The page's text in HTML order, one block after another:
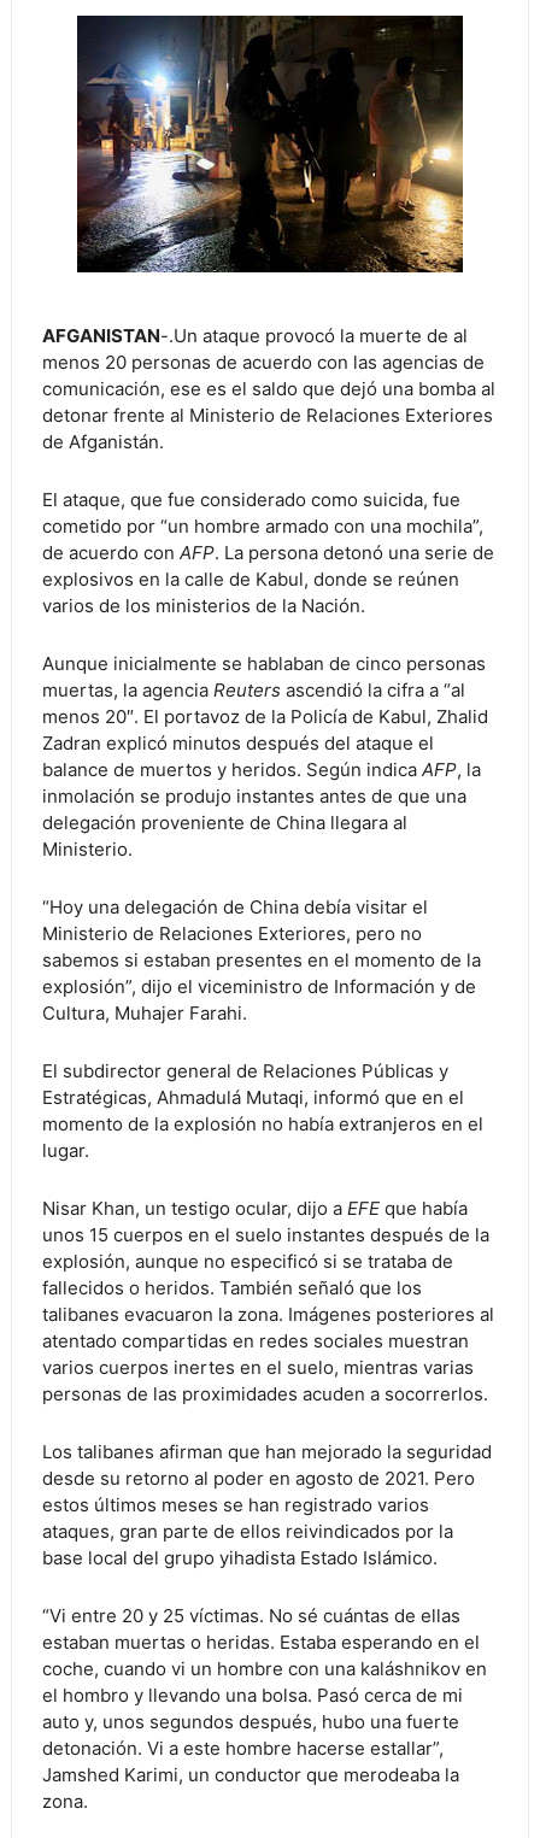
AFGANISTAN-.Un ataque provocó la muerte de al
menos 20 personas de acuerdo con las agencias de
comunicación, ese es el saldo que dejó una bomba al
detonar frente al Ministerio de Relaciones Exteriores
de Afganistán.
El ataque, que fue considerado como suicida, fue
cometido por “un hombre armado con una mochila”,
de acuerdo con AFP. La persona detonó una serie de
explosivos en la calle de Kabul, donde se reúnen
varios de los ministerios de la Nación.
Aunque inicialmente se hablaban de cinco personas
muertas, la agencia Reuters ascendió la cifra a “al
menos 20″. El portavoz de la Policía de Kabul, Zhalid
Zadran explicó minutos después del ataque el
balance de muertos y heridos. Según indica AFP, la
inmolación se produjo instantes antes de que una
delegación proveniente de China llegara al
Ministerio.
“Hoy una delegación de China debía visitar el
Ministerio de Relaciones Exteriores, pero no
sabemos si estaban presentes en el momento de la
explosión”, dijo el viceministro de Información y de
Cultura, Muhajer Farahi.
El subdirector general de Relaciones Públicas y
Estratégicas, Ahmadulá Mutaqi, informó que en el
momento de la explosión no había extranjeros en el
lugar.
Nisar Khan, un testigo ocular, dijo a EFE que había
unos 15 cuerpos en el suelo instantes después de la
explosión, aunque no especificó si se trataba de
fallecidos o heridos. También señaló que los
talibanes evacuaron la zona. Imágenes posteriores al
atentado compartidas en redes sociales muestran
varios cuerpos inertes en el suelo, mientras varias
personas de las proximidades acuden a socorrerlos.
Los talibanes afirman que han mejorado la seguridad
desde su retorno al poder en agosto de 2021. Pero
estos últimos meses se han registrado varios
ataques, gran parte de ellos reivindicados por la
base local del grupo yihadista Estado Islámico.
“Vi entre 20 y 25 víctimas. No sé cuántas de ellas
estaban muertas o heridas. Estaba esperando en el
coche, cuando vi un hombre con una kaláshnikov en
el hombro y llevando una bolsa. Pasó cerca de mi
auto y, unos segundos después, hubo una fuerte
detonación. Vi a este hombre hacerse estallar”,
Jamshed Karimi, un conductor que merodeaba la
zona.